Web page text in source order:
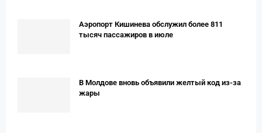
Аэропорт Кишинева обслужил более 811
тысяч пассажиров в июле
В Молдове вновь объявили желтый код из-за
жары